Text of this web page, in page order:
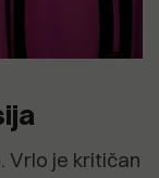
Vrlo je kritičan